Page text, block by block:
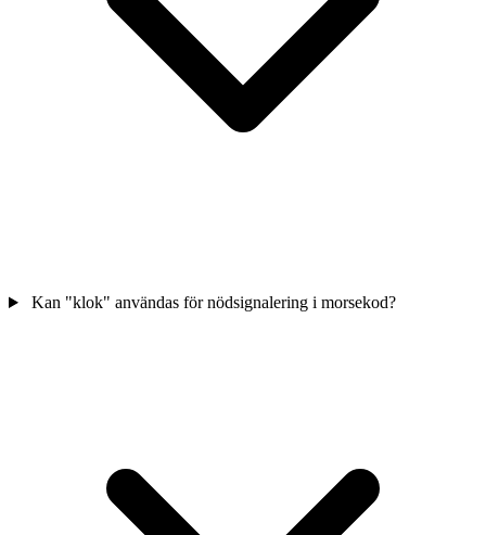
Kan "klok" användas för nödsignalering i morsekod?